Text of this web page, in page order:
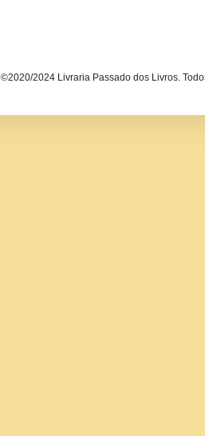
©2020/2024 Livraria Passado dos Livros.